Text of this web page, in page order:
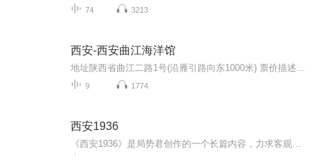
74 3213
西安-西安曲江海洋馆
9 1774
西安1936